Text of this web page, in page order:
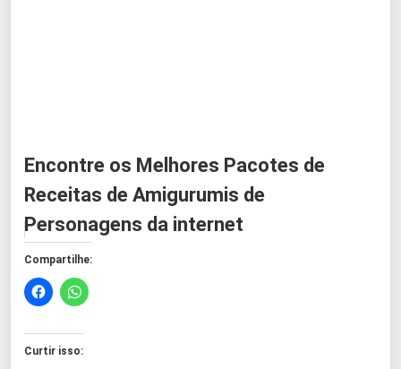
Encontre os Melhores Pacotes de
Receitas de Amigurumis de
Personagens da internet
Compartilhe:
Curtir isso: